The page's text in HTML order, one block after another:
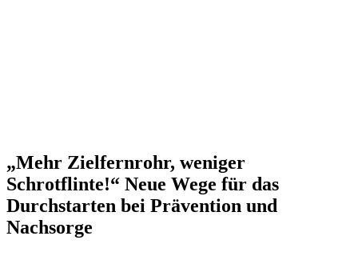
„Mehr Zielfernrohr, weniger
Schrotflinte!“ Neue Wege für das
Durchstarten bei Prävention und
Nachsorge